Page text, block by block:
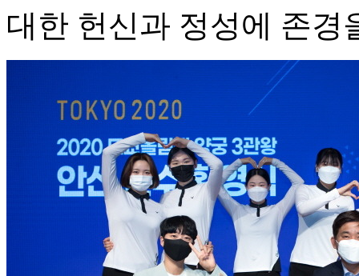
대한 헌신과 정성에 존